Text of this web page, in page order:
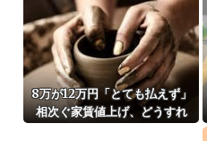
塗りたくって扇風機に当たれば
冷える」
8万が12万円「とても払えず」
相次ぐ家賃値上げ、どうすれ